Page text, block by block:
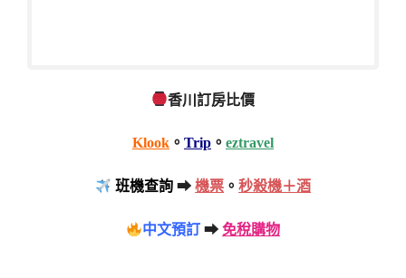
香川訂房比價
Klook 。 Trip 。 eztravel
班機查詢 ➡機票 。秒殺機＋酒
中文預訂 ➡免稅購物